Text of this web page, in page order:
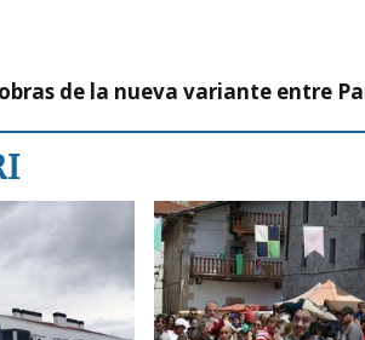
de la nueva variante entre